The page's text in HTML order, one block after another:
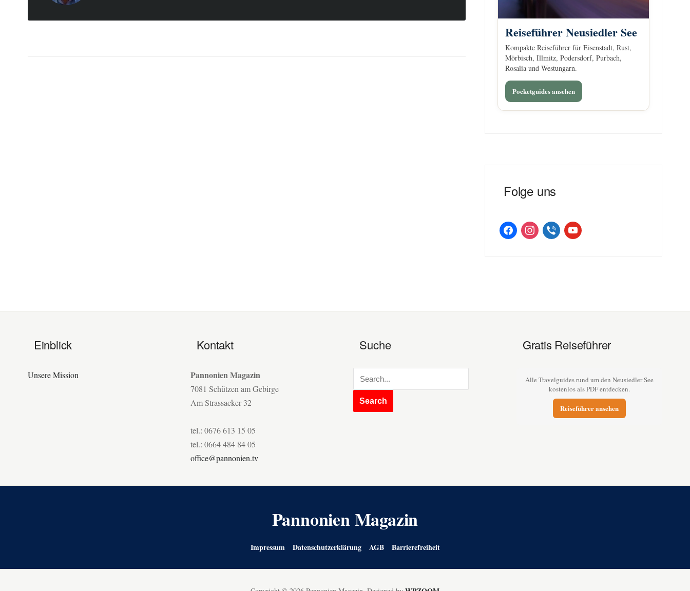
Reiseführer Neusiedler See
Kompakte Reiseführer für Eisenstadt, Rust,
Mörbisch, Illmitz, Podersdorf, Purbach,
Rosalia und Westungarn.
Pocketguides ansehen
Folge uns
facebookinstagramviber youtube
Einblick
Unsere Mission
Kontakt
Pannonien Magazin
7081 Schützen am Gebirge
Am Strassacker 32
tel.: 0676 613 15 05
tel.: 0664 484 84 05
office@pannonien.tv
Suche Gratis Reiseführer
Alle Travelguides rund um den Neusiedler See
kostenlos als PDF entdecken.
Reiseführer ansehen
Pannonien Magazin
Impressum Datenschutzerklärung AGB Barrierefreiheit